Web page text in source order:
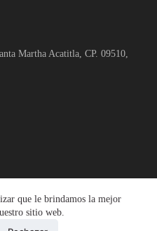
que le brindamos la mejor
sitio web.
Martha Acatitla, CP. 09510,
ayuda?